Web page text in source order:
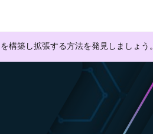
築し拡張する方法を発見しましょう。